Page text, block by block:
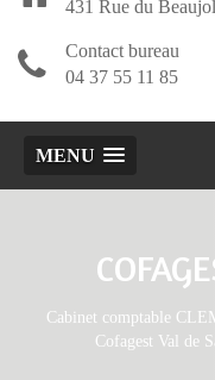
431 Rue du
Contact bureau
04 37 55 11 85
MENU
Cabinet comptable
Cofagest Val de